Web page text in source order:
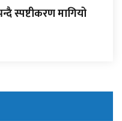
स्पष्टीकरण मागियो